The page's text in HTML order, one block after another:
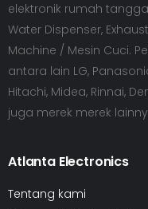
elektronik rumah
Water Dispenser,
Machine / Mesin Cuci.
antara lain LG,
Hitachi, Midea, Rinnai,
juga merek merek
Atlanta Electronics
Tentang kami